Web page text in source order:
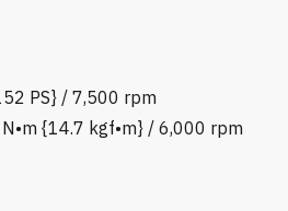
PS} / 7,500 rpm
{14.7 kgf•m} / 6,000 rpm